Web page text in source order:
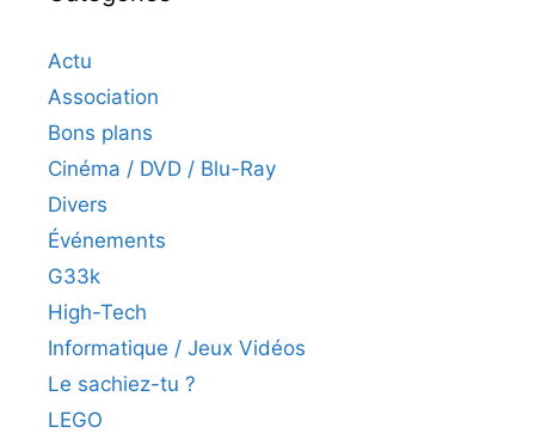
Actu
Association
Bons plans
Cinéma / DVD / Blu-Ray
Divers
Événements
G33k
High-Tech
Informatique / Jeux Vidéos
Le sachiez-tu ?
LEGO